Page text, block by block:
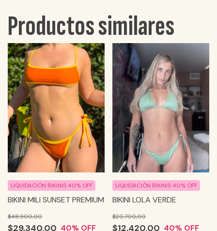
Productos similares
BIKINI MILI SUNSET PREMIUM
$29.340,00
$48.900,00
40% OFF
LIQUIDACIÓN BIKINIS 40% OFF
BIKINI LOLA VERDE
$12.420,00
$20.700,00
40% OFF
LIQUIDACIÓN BIKINIS 40% OFF